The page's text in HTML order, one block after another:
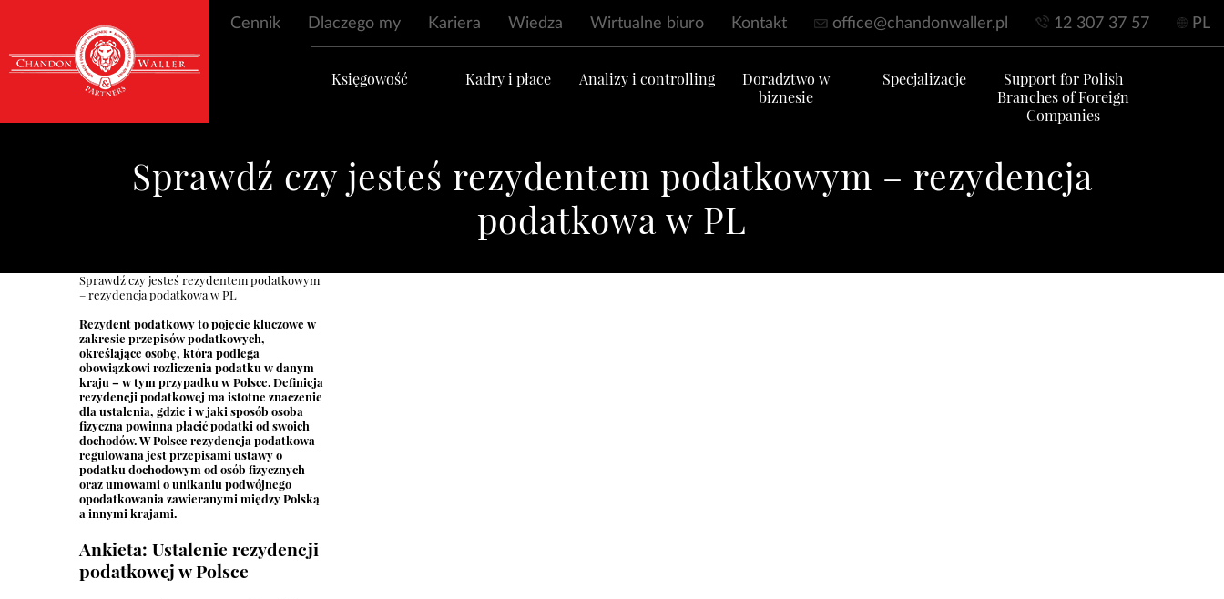
Cennik Dlaczego my Kariera Wiedza Wirtualne biuro Kontakt office@chandonwaller.pl 12 307 37 57 PL
Księgowość Kadry i płace Analizy i controlling
Doradztwo w
biznesie
Specjalizacje
Support for Polish
Branches of Foreign
Companies
Sprawdź czy jesteś rezydentem podatkowym – rezydencja
podatkowa w PL
Sprawdź czy jesteś rezydentem podatkowym
– rezydencja podatkowa w PL
Rezydent podatkowy to pojęcie kluczowe w
zakresie przepisów podatkowych,
określające osobę, która podlega
obowiązkowi rozliczenia podatku w danym
kraju – w tym przypadku w Polsce. Definicja
rezydencji podatkowej ma istotne znaczenie
dla ustalenia, gdzie i w jaki sposób osoba
fizyczna powinna płacić podatki od swoich
dochodów. W Polsce rezydencja podatkowa
regulowana jest przepisami ustawy o
podatku dochodowym od osób fizycznych
oraz umowami o unikaniu podwójnego
opodatkowania zawieranymi między Polską
a innymi krajami.
Ankieta: Ustalenie rezydencji
podatkowej w Polsce